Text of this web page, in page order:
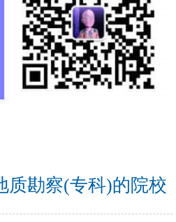
质勘察(专科)的院校